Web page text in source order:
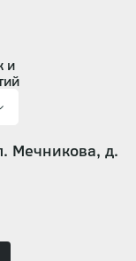
и
Мечникова, д.